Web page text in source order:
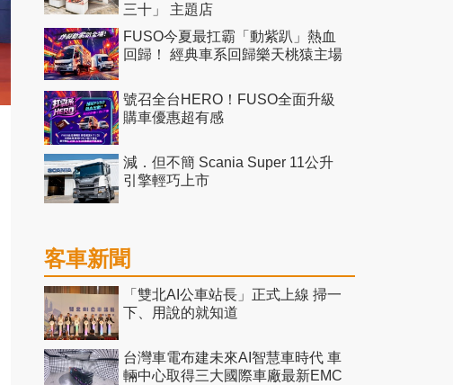
三十」 主題店
FUSO今夏最扛霸「動紫趴」熱血
回歸！ 經典車系回歸樂天桃猿主場
號召全台HERO！FUSO全面升級
購車優惠超有感
減．但不簡 Scania Super 11公升
引擎輕巧上市
客車新聞
「雙北AI公車站長」正式上線 掃一
下、用說的就知道
台灣車電布建未來AI智慧車時代 車
輛中心取得三大國際車廠最新EMC